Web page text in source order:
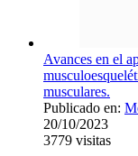
Avances en el
musculares.
Publicado en:
20/10/2023
3779 visitas